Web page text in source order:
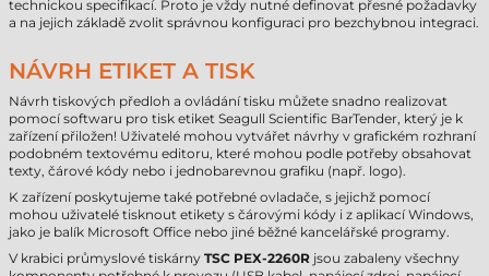
technickou specifikací. Proto je vždy nutné definovat přesné požadavky
a na jejich základě zvolit správnou konfiguraci pro bezchybnou integraci.
NÁVRH ETIKET A TISK
Návrh tiskových předloh a ovládání tisku můžete snadno realizovat
pomocí softwaru pro tisk etiket Seagull Scientific BarTender, který je k
zařízení přiložen! Uživatelé mohou vytvářet návrhy v grafickém rozhraní
podobném textovému editoru, které mohou podle potřeby obsahovat
texty, čárové kódy nebo i jednobarevnou grafiku (např. logo).
K zařízení poskytujeme také potřebné ovladače, s jejichž pomocí
mohou uživatelé tisknout etikety s čárovými kódy i z aplikací Windows,
jako je balík Microsoft Office nebo jiné běžné kancelářské programy.
V krabici průmyslové tiskárny TSC PEX-2260R jsou zabaleny všechny